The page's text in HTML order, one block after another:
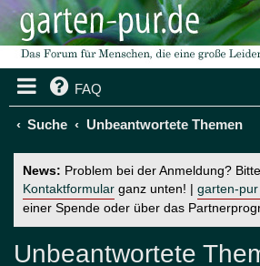
FAQ
Suche Unbeantwortete Themen
News: Problem bei der Anmeldung?
Kontaktformular ganz unten! | garten-
einer Spende oder über das
Unbeantwortete